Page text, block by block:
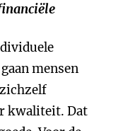
mensen
kwaliteit. Dat